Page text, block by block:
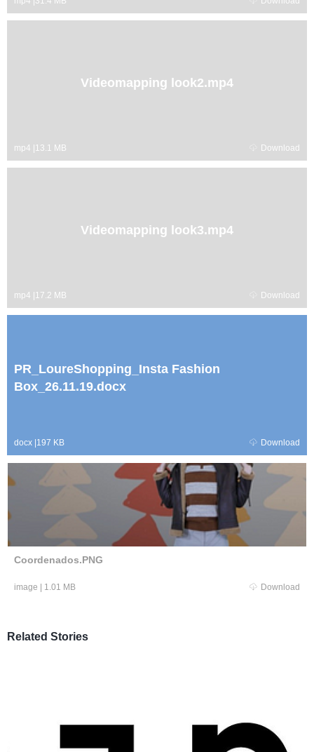
Videomapping look2.mp4
mp4 13.1 MB Download
Videomapping look3.mp4
mp4 17.2 MB Download
PR_LoureShopping_Insta Fashion
Box_26.11.19.docx
docx 197 KB Download
Coordenados.PNG
image 1.01 MB Download
Related Stories